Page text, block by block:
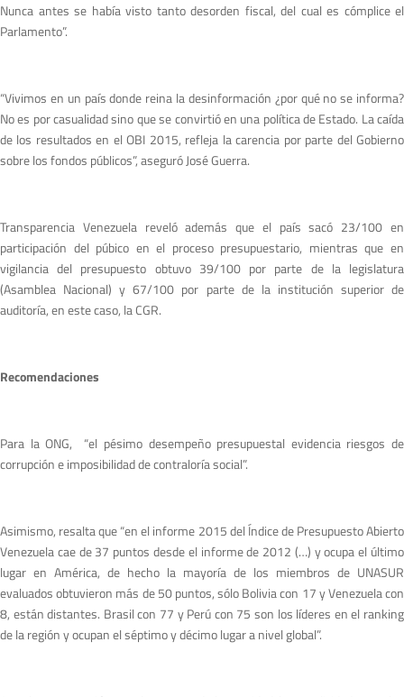
Nunca antes se había visto tanto desorden fiscal, del cual es cómplice el
Parlamento”.
“Vivimos en un país donde reina la desinformación ¿por qué no se informa?
No es por casualidad sino que se convirtió en una política de Estado. La caída
de los resultados en el OBI 2015, refleja la carencia por parte del Gobierno
sobre los fondos públicos”, aseguró José Guerra.
Transparencia Venezuela reveló además que el país sacó 23/100 en
participación del púbico en el proceso presupuestario, mientras que en
vigilancia del presupuesto obtuvo 39/100 por parte de la legislatura
(Asamblea Nacional) y 67/100 por parte de la institución superior de
auditoría, en este caso, la CGR.
Recomendaciones
Para la ONG, “el pésimo desempeño presupuestal evidencia riesgos de
corrupción e imposibilidad de contraloría social”.
Asimismo, resalta que “en el informe 2015 del Índice de Presupuesto Abierto
Venezuela cae de 37 puntos desde el informe de 2012 (…) y ocupa el último
lugar en América, de hecho la mayoría de los miembros de UNASUR
evaluados obtuvieron más de 50 puntos, sólo Bolivia con 17 y Venezuela con
8, están distantes. Brasil con 77 y Perú con 75 son los líderes en el ranking
de la región y ocupan el séptimo y décimo lugar a nivel global”.